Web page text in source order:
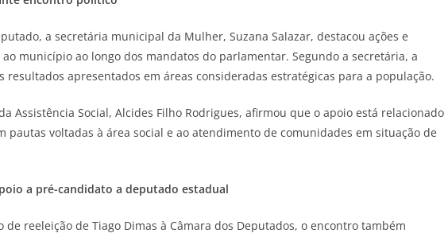
a secretária municipal da Mulher, Suzana Salazar, destacou ações e
município ao longo dos mandatos do parlamentar. Segundo a secretária, a
resultados apresentados em áreas consideradas estratégicas para a população.
Assistência Social, Alcides Filho Rodrigues, afirmou que o apoio está relacionado
pautas voltadas à área social e ao atendimento de comunidades em situação de
a pré-candidato a deputado estadual
reeleição de Tiago Dimas à Câmara dos Deputados, o encontro também